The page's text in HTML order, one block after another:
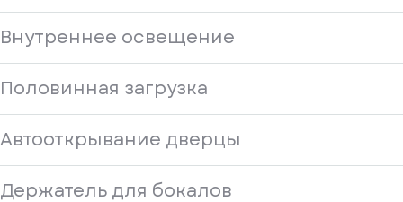
Внутреннее освещение
Половинная загрузка
Автооткрывание дверцы
Держатель для бокалов